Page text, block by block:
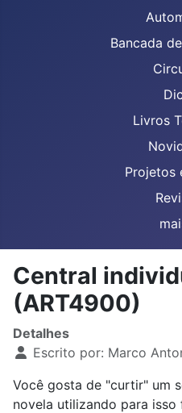
Bancada
Livros
Projetos
Central
(ART4900)
Detalhes
Escrito por: Marco
Você gosta de "curtir" um
novela utilizando para